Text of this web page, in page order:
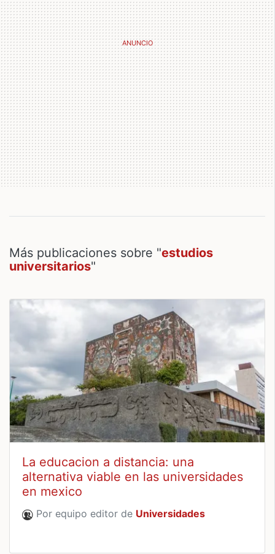
Más publicaciones sobre "estudios
universitarios"
La educacion a distancia: una
alternativa viable en las universidades
en mexico
Por equipo editor de Universidades